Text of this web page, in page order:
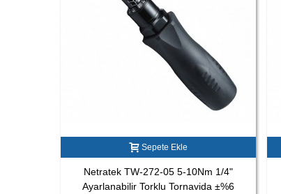
Sepete Ekle
Netratek TW-272-05 5-10Nm 1/4"
Ayarlanabilir Torklu Tornavida ±%6